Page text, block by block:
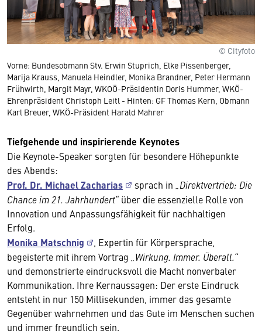
© Cityfoto
Vorne: Bundesobmann Stv. Erwin Stuprich, Elke Pissenberger,
Marija Krauss, Manuela Heindler, Monika Brandner, Peter Hermann
Frühwirth, Margit Mayr, WKOÖ-Präsidentin Doris Hummer, WKÖ-
Ehrenpräsident Christoph Leitl - Hinten: GF Thomas Kern, Obmann
Karl Breuer, WKÖ-Präsident Harald Mahrer
Tiefgehende und inspirierende Keynotes
Die Keynote-Speaker sorgten für besondere Höhepunkte
des Abends:
Prof. Dr. Michael Zacharias sprach in „Direktvertrieb: Die
Chance im 21. Jahrhundert“ über die essenzielle Rolle von
Innovation und Anpassungsfähigkeit für nachhaltigen
Erfolg.
Monika Matschnig
, Expertin für Körpersprache,
begeisterte mit ihrem Vortrag „Wirkung. Immer. Überall.“
und demonstrierte eindrucksvoll die Macht nonverbaler
Kommunikation. Ihre Kernaussagen: Der erste Eindruck
entsteht in nur 150 Millisekunden, immer das gesamte
Gegenüber wahrnehmen und das Gute im Menschen suchen
und immer freundlich sein.